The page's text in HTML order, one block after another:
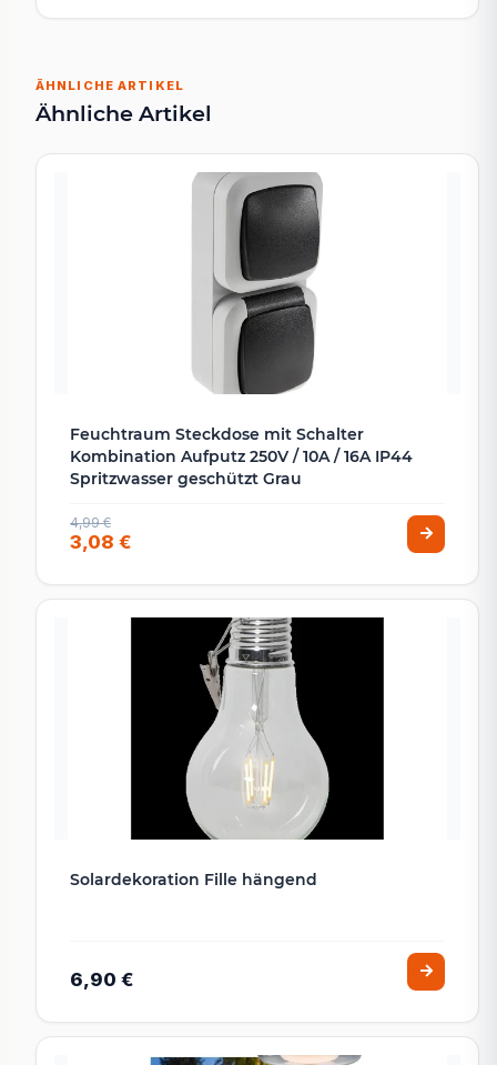
ÄHNLICHE ARTIKEL
Ähnliche Artikel
Feuchtraum Steckdose mit Schalter
Kombination Aufputz 250V / 10A / 16A IP44
Spritzwasser geschützt Grau
4,99 €
3,08 €
Solardekoration Fille hängend
6,90 €